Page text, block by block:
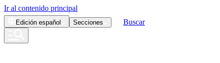
Ir al contenido principal
Edición español Secciones Buscar